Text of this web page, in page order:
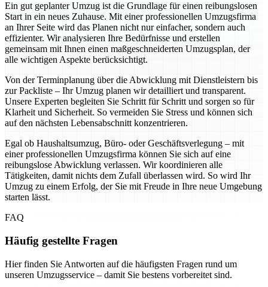
Ein gut geplanter Umzug ist die Grundlage für einen reibungslosen
Start in ein neues Zuhause. Mit einer professionellen Umzugsfirma
an Ihrer Seite wird das Planen nicht nur einfacher, sondern auch
effizienter. Wir analysieren Ihre Bedürfnisse und erstellen
gemeinsam mit Ihnen einen maßgeschneiderten Umzugsplan, der
alle wichtigen Aspekte berücksichtigt.
Von der Terminplanung über die Abwicklung mit Dienstleistern bis
zur Packliste – Ihr Umzug planen wir detailliert und transparent.
Unsere Experten begleiten Sie Schritt für Schritt und sorgen so für
Klarheit und Sicherheit. So vermeiden Sie Stress und können sich
auf den nächsten Lebensabschnitt konzentrieren.
Egal ob Haushaltsumzug, Büro- oder Geschäftsverlegung – mit
einer professionellen Umzugsfirma können Sie sich auf eine
reibungslose Abwicklung verlassen. Wir koordinieren alle
Tätigkeiten, damit nichts dem Zufall überlassen wird. So wird Ihr
Umzug zu einem Erfolg, der Sie mit Freude in Ihre neue Umgebung
starten lässt.
FAQ
Häufig gestellte Fragen
Hier finden Sie Antworten auf die häufigsten Fragen rund um
unseren Umzugsservice – damit Sie bestens vorbereitet sind.